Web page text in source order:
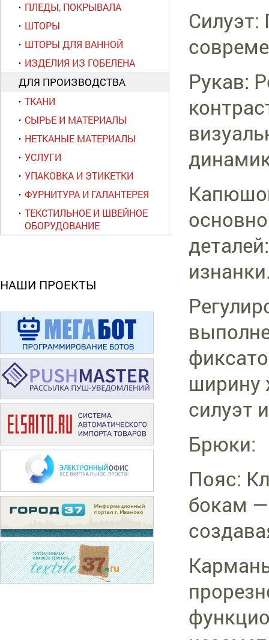
ПЛЕДЫ, ПОКРЫВАЛА
ШТОРЫ
ШТОРЫ ДЛЯ ВАННОЙ
ИЗДЕЛИЯ ИЗ ГОБЕЛЕНА
ДЛЯ ПРОИЗВОДСТВА
ТКАНИ
СЫРЬЕ И МАТЕРИАЛЫ
НЕТКАНЫЕ МАТЕРИАЛЫ
УСЛУГИ
УПАКОВКА И ЭТИКЕТКИ
ФУРНИТУРА И ГАЛАНТЕРЕЯ
ТЕКСТИЛЬНОЕ И ШВЕЙНОЕ
ОБОРУДОВАНИЕ
НАШИ ПРОЕКТЫ
Рукав:
ширину
силуэт
Брюки:
Пояс:
бокам —